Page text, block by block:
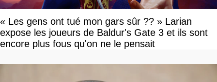
« Les gens ont tué mon gars sûr ?? » Larian
expose les joueurs de Baldur's Gate 3 et ils sont
encore plus fous qu'on ne le pensait